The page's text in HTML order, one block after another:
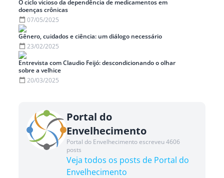
O ciclo vicioso da dependência de medicamentos em
doenças crônicas
07/05/2025
Gênero, cuidados e ciência: um diálogo necessário
23/02/2025
Entrevista com Claudio Feijó: descondicionando o olhar
sobre a velhice
20/03/2025
Portal do
Envelhecimento
Portal do Envelhecimento escreveu 4606
posts
Veja todos os posts de Portal do
Envelhecimento